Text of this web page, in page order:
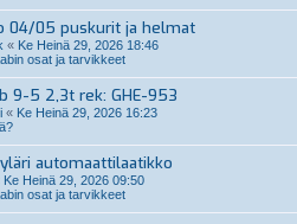
04/05 puskurit ja helmat
« Ke Heinä 29, 2026 18:46
osat ja tarvikkeet
9-5 2,3t rek: GHE-953
« Ke Heinä 29, 2026 16:23
automaattilaatikko
Ke Heinä 29, 2026 09:50
osat ja tarvikkeet